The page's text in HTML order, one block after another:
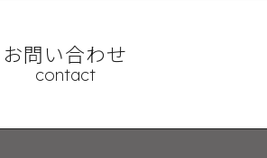
お問い合わせ
contact